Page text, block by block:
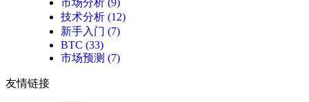
市场分析 (9)
技术分析 (12)
新手入门 (7)
BTC (33)
市场预测 (7)
友情链接